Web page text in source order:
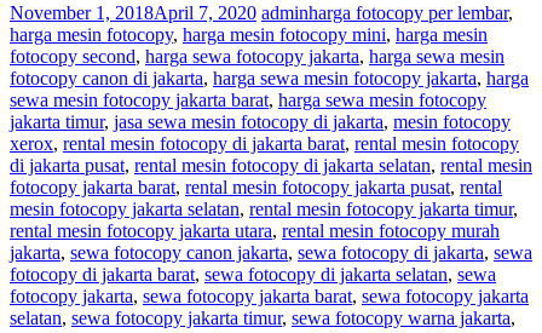
November 1, 2018April 7, 2020 adminharga fotocopy per lembar,
harga mesin fotocopy, harga mesin fotocopy mini, harga mesin
fotocopy second, harga sewa fotocopy jakarta, harga sewa mesin
fotocopy canon di jakarta, harga sewa mesin fotocopy jakarta, harga
sewa mesin fotocopy jakarta barat, harga sewa mesin fotocopy
jakarta timur, jasa sewa mesin fotocopy di jakarta, mesin fotocopy
xerox, rental mesin fotocopy di jakarta barat, rental mesin fotocopy
di jakarta pusat, rental mesin fotocopy di jakarta selatan, rental mesin
fotocopy jakarta barat, rental mesin fotocopy jakarta pusat, rental
mesin fotocopy jakarta selatan, rental mesin fotocopy jakarta timur,
rental mesin fotocopy jakarta utara, rental mesin fotocopy murah
jakarta, sewa fotocopy canon jakarta, sewa fotocopy di jakarta, sewa
fotocopy di jakarta barat, sewa fotocopy di jakarta selatan, sewa
fotocopy jakarta, sewa fotocopy jakarta barat, sewa fotocopy jakarta
selatan, sewa fotocopy jakarta timur, sewa fotocopy warna jakarta,